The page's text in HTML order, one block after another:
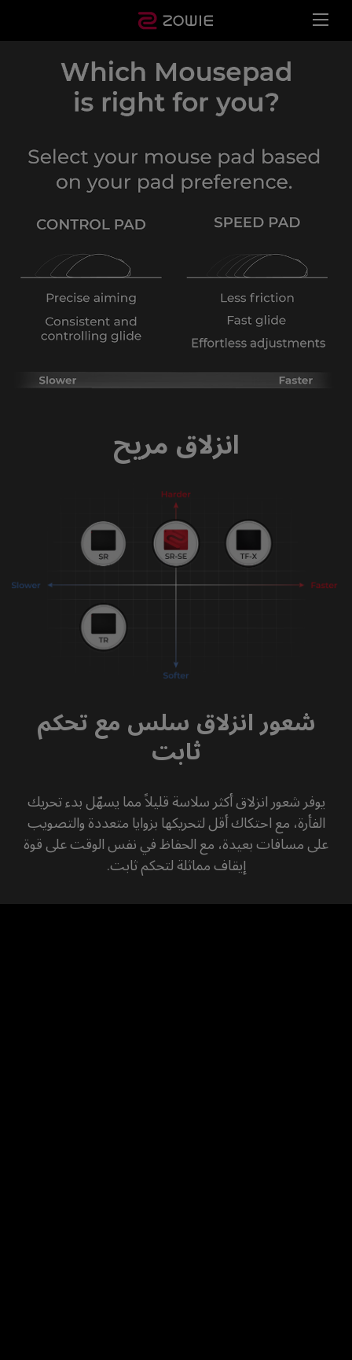
انزلاق مريح
شعور انزلاق سلس مع تحكم
ثابت
يوفر شعور انزلاق أكثر سلاسة قليلاً مما يسهّل بدء تحريك
الفأرة، مع احتكاك أقل لتحريكها بزوايا متعددة والتصويب
على مسافات بعيدة، مع الحفاظ في نفس الوقت على قوة
إيقاف مماثلة لتحكم ثابت.